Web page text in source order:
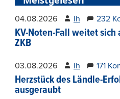
04.08.2026 lh 232
KV-Noten-Fall weitet sich
ZKB
03.08.2026 lh 171
Herzstück des Ländle-
ausgeraubt